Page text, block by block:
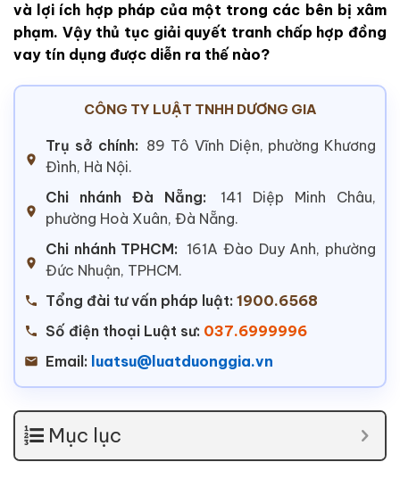
và lợi ích hợp pháp của một trong các bên bị xâm
phạm. Vậy thủ tục giải quyết tranh chấp hợp đồng
vay tín dụng được diễn ra thế nào?
CÔNG TY LUẬT TNHH DƯƠNG GIA
Trụ sở chính: 89 Tô Vĩnh Diện, phường Khương
Đình, Hà Nội.
Chi nhánh Đà Nẵng:
141 Diệp Minh Châu,
phường Hoà Xuân, Đà Nẵng.
Chi nhánh TPHCM: 161A Đào Duy Anh, phường
Đức Nhuận, TPHCM.
Tổng đài tư vấn pháp luật: 1900.6568
Số điện thoại Luật sư: 037.6999996
Email: luatsu@luatduonggia.vn
Mục lục